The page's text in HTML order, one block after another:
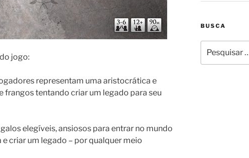
jogo:
representam uma aristocrática e
frangos tentando criar um legado para seu
elegíveis, ansiosos para entrar no mundo
criar um legado – por qualquer meio
BUSCA
por: